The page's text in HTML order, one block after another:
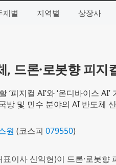
제별 지역별 상장사
, 드론·로봇향 피
‘피지컬 AI’와 ‘온디바이스 AI’
방 및 민수 분야의 AI 반도체
원 (코스피 079550)
이사 신익현)이 드론·로봇